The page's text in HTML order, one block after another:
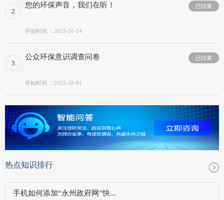
2
您的环保声音，我们在听！ 已结束
开始时间 ：2025-10-14
3
公众环保意识调查问卷 已结束
开始时间 ：2025-10-01
热点知识排行
手机如何添加“永州政府网”快...